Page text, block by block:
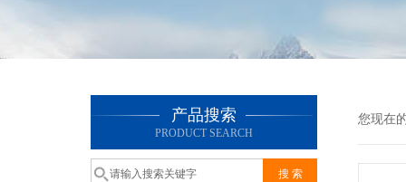
产品搜索
PRODUCT SEARCH
您现在